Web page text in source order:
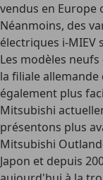
vendus en
Néanmoins, des
électriques i-MIEV
Les modèles
la filiale
également plus
Mitsubishi
présentons plus
Mitsubishi
Japon et depuis